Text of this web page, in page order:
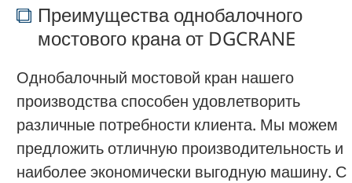
Преимущества однобалочного
мостового крана от DGCRANE
Однобалочный мостовой кран нашего
производства способен удовлетворить
различные потребности клиента. Мы можем
предложить отличную производительность и
наиболее экономически выгодную машину. С